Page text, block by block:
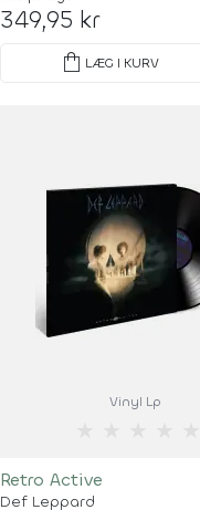
349,95 kr
shopping_bag LÆG I KURV
Vinyl Lp
Retro Active
Def Leppard